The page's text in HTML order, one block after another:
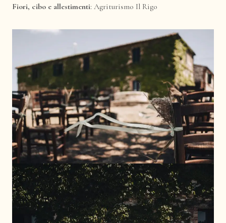
Fiori, cibo e allestimenti:Agriturismo Il Rigo